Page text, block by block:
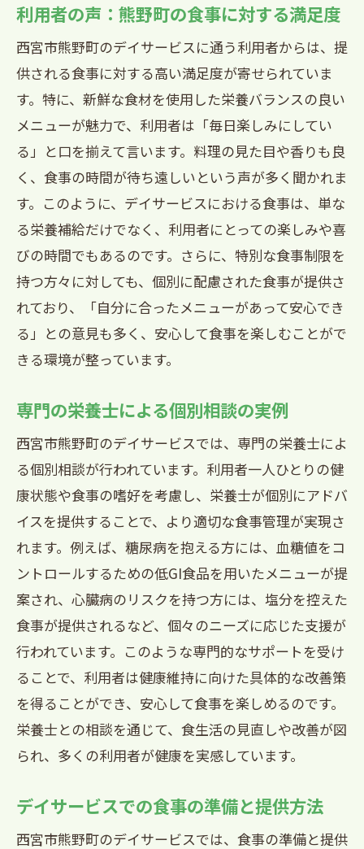
利用者の声：熊野町の食事に対する満足度
西宮市熊野町のデイサービスに通う利用者からは、提
供される食事に対する高い満足度が寄せられていま
す。特に、新鮮な食材を使用した栄養バランスの良い
メニューが魅力で、利用者は「毎日楽しみにしてい
る」と口を揃えて言います。料理の見た目や香りも良
く、食事の時間が待ち遠しいという声が多く聞かれま
す。このように、デイサービスにおける食事は、単な
る栄養補給だけでなく、利用者にとっての楽しみや喜
びの時間でもあるのです。さらに、特別な食事制限を
持つ方々に対しても、個別に配慮された食事が提供さ
れており、「自分に合ったメニューがあって安心でき
る」との意見も多く、安心して食事を楽しむことがで
きる環境が整っています。
専門の栄養士による個別相談の実例
西宮市熊野町のデイサービスでは、専門の栄養士によ
る個別相談が行われています。利用者一人ひとりの健
康状態や食事の嗜好を考慮し、栄養士が個別にアドバ
イスを提供することで、より適切な食事管理が実現さ
れます。例えば、糖尿病を抱える方には、血糖値をコ
ントロールするための低GI食品を用いたメニューが提
案され、心臓病のリスクを持つ方には、塩分を控えた
食事が提供されるなど、個々のニーズに応じた支援が
行われています。このような専門的なサポートを受け
ることで、利用者は健康維持に向けた具体的な改善策
を得ることができ、安心して食事を楽しめるのです。
栄養士との相談を通じて、食生活の見直しや改善が図
られ、多くの利用者が健康を実感しています。
デイサービスでの食事の準備と提供方法
西宮市熊野町のデイサービスでは、食事の準備と提供